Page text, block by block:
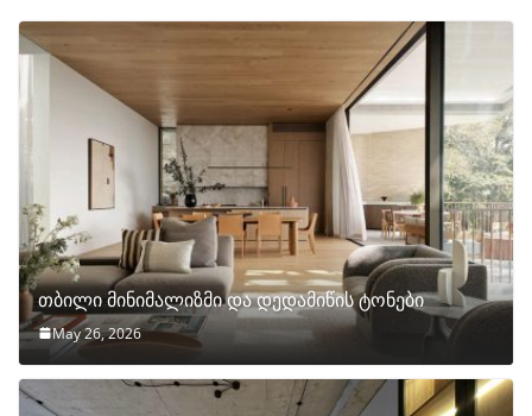
თბილი მინიმალიზმი და დედამიწის ტონები
May 26, 2026